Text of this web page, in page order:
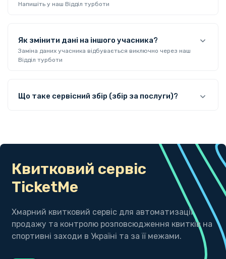
Напишіть у наш Відділ турботи
Як змінити дані на іншого учасника?
Заміна даних учасника відбувається виключно через наш
Відділ турботи
Що таке сервісний збір (збір за послуги)?
Квитковий сервіс
TicketMe
Хмарний квитковий сервіс для автоматизації
продажу та контролю розповсюдження квитків на
спортивні заходи в Україні та за її межами.